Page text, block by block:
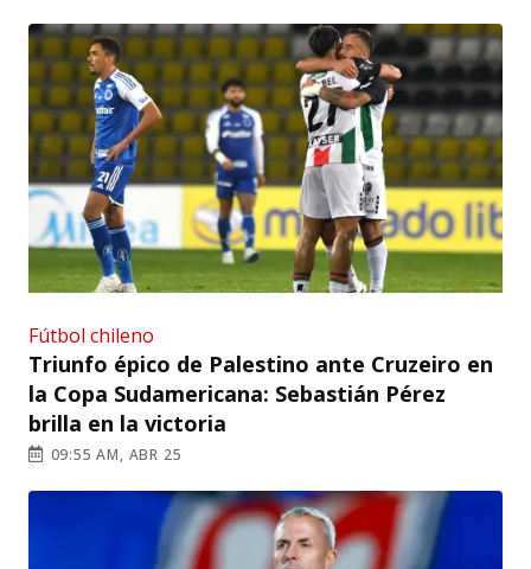
Fútbol chileno
Triunfo épico de Palestino ante Cruzeiro en
la Copa Sudamericana: Sebastián Pérez
brilla en la victoria
09:55 AM, ABR 25